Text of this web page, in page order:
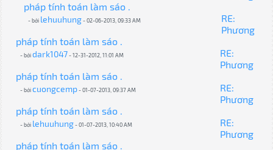
pháp tính toán làm sáo .
- bởi lehuuhung- 02-06-2013, 09:33 AM
RE:
Phương
pháp tính toán làm sáo .
- bởidark1047 - 12-31-2012, 11:01 AM
RE:
Phương
pháp tính toán làm sáo .
- bởicuongcemp- 01-07-2013, 09:37 AM
RE:
Phương
pháp tính toán làm sáo .
- bởi lehuuhung- 01-07-2013, 10:40 AM
RE:
Phương
pháp tính toán làm sáo .